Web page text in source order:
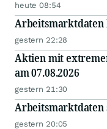
heute 08:54
gestern 22:28
Aktien mit
am 07.08.2026
gestern 21:30
Arbeitsmarktdaten
gestern 20:05